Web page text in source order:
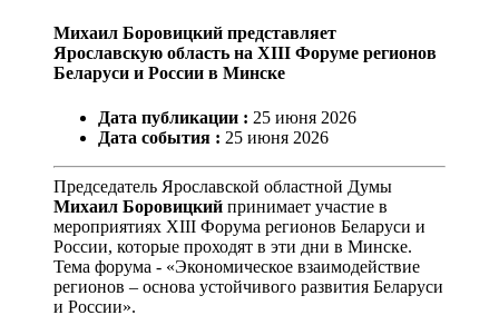
Михаил Боровицкий представляет
Ярославскую область на XIII Форуме регионов
Беларуси и России в Минске
Дата публикации : 25 июня 2026
Дата события : 25 июня 2026
Председатель Ярославской областной Думы
Михаил Боровицкий принимает участие в
мероприятиях XIII Форума регионов Беларуси и
России, которые проходят в эти дни в Минске.
Тема форума - «Экономическое взаимодействие
регионов – основа устойчивого развития Беларуси
и России».